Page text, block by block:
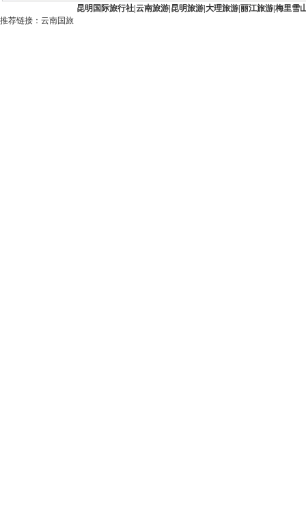
昆明国际旅行社| 云南旅游| 昆明旅游| 大理旅游| 丽江旅游| 梅里雪
推荐链接： 云南国旅